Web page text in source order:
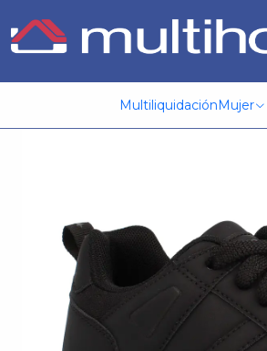
MultiliquidaciónMujer
Inicio Calzado